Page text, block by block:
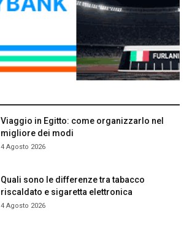
Viaggio in Egitto: come organizzarlo nel
migliore dei modi
4 Agosto 2026
Quali sono le differenze tra tabacco
riscaldato e sigaretta elettronica
4 Agosto 2026